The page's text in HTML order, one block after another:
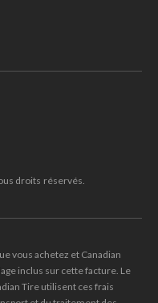
droits réservés.
vous achetez et Canadian
inclus sur cette facture. Le
Tire utilisent ces frais